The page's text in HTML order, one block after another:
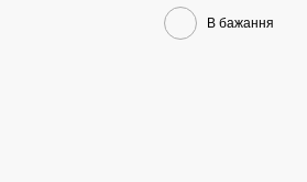
В бажання